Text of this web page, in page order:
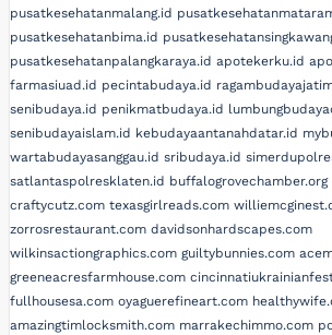
pusatkesehatanmalang.id
pusatkesehatanbima.id
pusatkesehatanpalangkaraya.id apotekerku.id
farmasiuad.id pecintabudaya.id
senibudaya.id penikmatbudaya.id
senibudayaislam.id kebudayaantanahdatar.id
wartabudayasanggau.id sribudaya.id
satlantaspolresklaten.id buffalogrovechamber.org
craftycutz.com texasgirlreads.com
zorrosrestaurant.com davidsonhardscapes.com
wilkinsactiongraphics.com guiltybunnies.com
greeneacresfarmhouse.com
fullhousesa.com oyaguerefineart.com
amazingtimlocksmith.com marrakechimmo.com